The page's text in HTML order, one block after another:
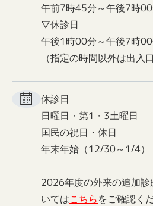
午前7時45分～午後7時
▽休診日
午後1時00分～午後7時
（指定の時間以外は出入
休診日
日曜日・第1・3土曜日
国民の祝日・休日
年末年始（12/30～1/4）
2026年度の外来の追加
いてはこちらをご確認く